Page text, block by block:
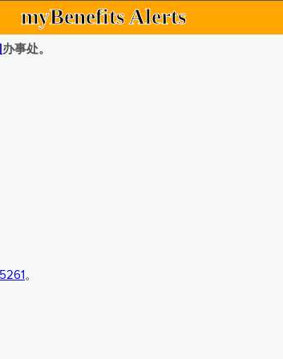
myBenefits Alerts
办事处。
。